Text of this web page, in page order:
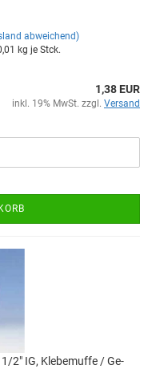
abweichend)
kg je Stck.
1,38 EUR
inkl. 19% MwSt. zzgl. Versand
1/2" IG, Kle­be­muf­fe / Ge­